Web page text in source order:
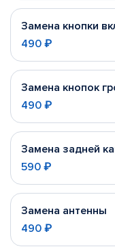
Замена кнопки
490 ₽
Замена кнопок
490 ₽
Замена задней
590 ₽
Замена антенны
490 ₽